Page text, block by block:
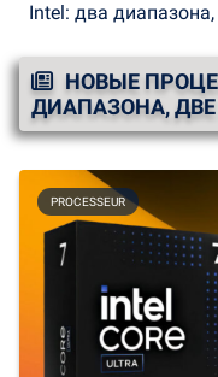
Intel: два
НОВЫЕ
ДИАПАЗОНА,
PROCESSEUR